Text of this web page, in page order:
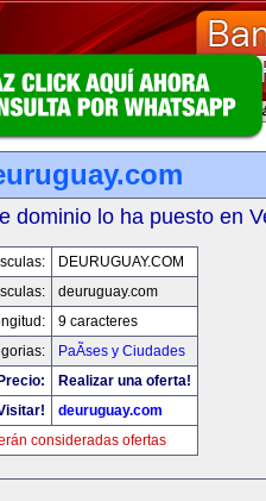
dominio lo ha puesto en
DEURUGUAY.COM
deuruguay.com
9 caracteres
PaÃ­ses y Ciudades
Precio:
Realizar una oferta!
deuruguay.com
consideradas ofertas